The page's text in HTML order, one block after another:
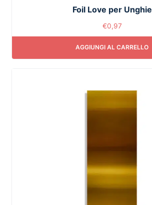
Foil Love per Unghie
€0,97
AGGIUNGI AL CARRELLO